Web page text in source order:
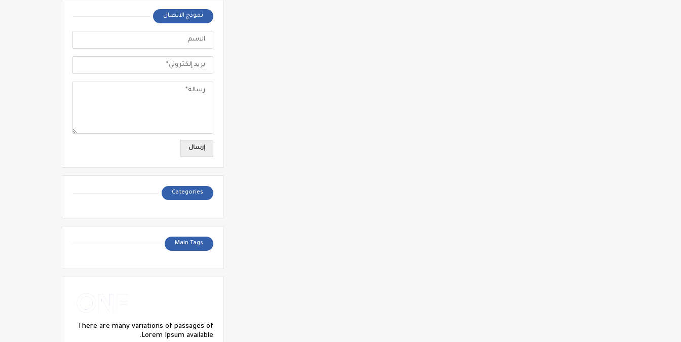
نموذج الاتصال
Categories
Main Tags
There are many variations of passages of
Lorem Ipsum available.